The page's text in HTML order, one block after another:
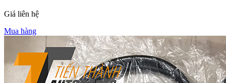
Giá liên hệ
Mua hàng